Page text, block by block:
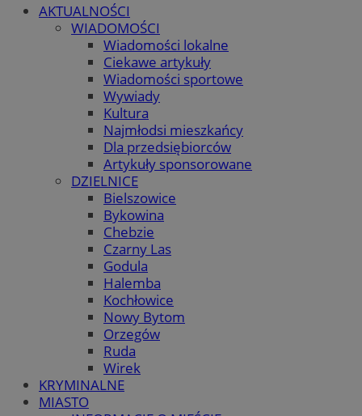
AKTUALNOŚCI
WIADOMOŚCI
Wiadomości lokalne
Ciekawe artykuły
Wiadomości sportowe
Wywiady
Kultura
Najmłodsi mieszkańcy
Dla przedsiębiorców
Artykuły sponsorowane
DZIELNICE
Bielszowice
Bykowina
Chebzie
Czarny Las
Godula
Halemba
Kochłowice
Nowy Bytom
Orzegów
Ruda
Wirek
KRYMINALNE
MIASTO